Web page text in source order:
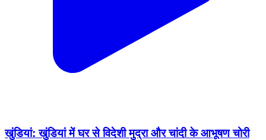
खुंडियां: खुंडियां में घर से विदेशी मुद्रा और चांदी के आभूषण चोरी